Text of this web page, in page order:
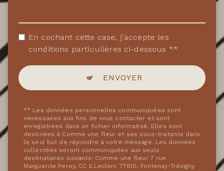
En cochant cette case, j'accepte les
conditions particulières ci-dessous **
ENVOYER
** Les données personnelles communiquées sont
nécessaires aux fins de vous contacter et sont
enregistrées dans un fichier informatisé. Elles sont
destinées à Comme une fleur et ses sous-traitants dans
le seul but de répondre à votre message. Les données
collectées seront communiquées aux seuls
destinataires suivants: Comme une fleur 7 rue
Marguerite Perey, CC E.Leclerc 77610, Fontenay-Trésigny